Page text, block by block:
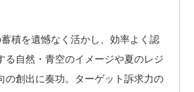
積を遺憾なく活かし、効率よく認
る自然・青空のイメージや夏のレジ
の創出に奏功。ターゲット訴求力の